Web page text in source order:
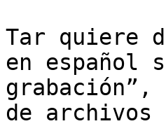
Tar quiere
en español
grabación”,
de archivos